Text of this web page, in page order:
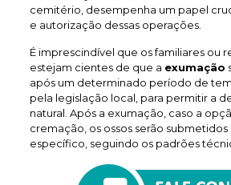
cemitério, desempenha um papel
e autorização dessas operações.
É imprescindível que os familiares ou
estejam cientes de que a exumação
após um determinado período de
pela legislação local, para permitir a
natural. Após a exumação, caso a
cremação, os ossos serão
específico, seguindo os padrões